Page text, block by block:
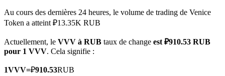
TradFi
Produits dérivés sur actions, forex, métaux précieux et matières
premières
Au cours des dernières 24 heures, le volume de trading de Venice
Token a atteint ₽13.35K RUB
Actuellement, le VVV à RUB taux de change est ₽910.53 RUB
pour 1 VVV. Cela signifie :
1VVV=₽910.53RUB